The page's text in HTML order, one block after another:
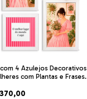
4 Azulejos Decorativos |
com Plantas e Frases